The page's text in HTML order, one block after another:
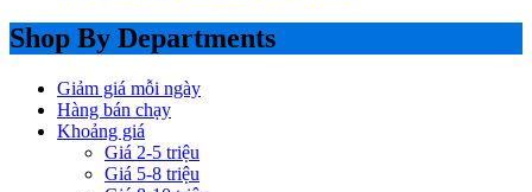
Shop By Departments
Giảm giá mỗi ngày
Hàng bán chạy
Khoảng giá
Giá 2-5 triệu
Giá 5-8 triệu